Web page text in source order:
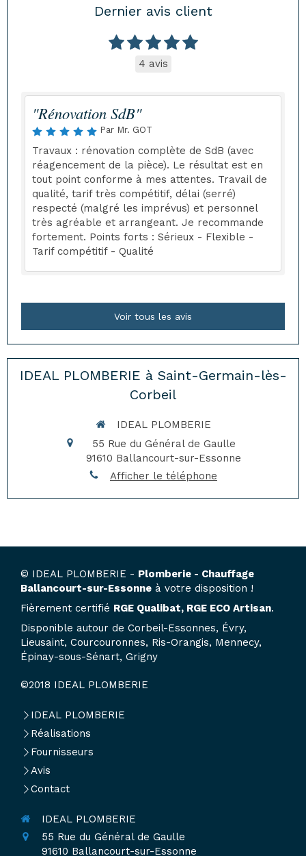
Dernier avis client
4 avis
"Rénovation SdB"
Par Mr. GOT
Travaux : rénovation complète de SdB (avec
réagencement de la pièce). Le résultat est en
tout point conforme à mes attentes. Travail de
qualité, tarif très compétitif, délai (serré)
respecté (malgré les imprévus) et personnel
très agréable et arrangeant. Je recommande
fortement. Points forts : Sérieux - Flexible -
Tarif compétitif - Qualité
Voir tous les avis
IDEAL PLOMBERIE à Saint-Germain-lès-
Corbeil
IDEAL PLOMBERIE
55 Rue du Général de Gaulle
91610 Ballancourt-sur-Essonne
Afficher le téléphone
© IDEAL PLOMBERIE - Plomberie - Chauffage
Ballancourt-sur-Essonne à votre disposition !
Fièrement certifié RGE Qualibat, RGE ECO Artisan.
Disponible autour de Corbeil-Essonnes, Évry,
Lieusaint, Courcouronnes, Ris-Orangis, Mennecy,
Épinay-sous-Sénart, Grigny
©2018 IDEAL PLOMBERIE
IDEAL PLOMBERIE
Réalisations
Fournisseurs
Avis
Contact
IDEAL PLOMBERIE
55 Rue du Général de Gaulle
91610 Ballancourt-sur-Essonne